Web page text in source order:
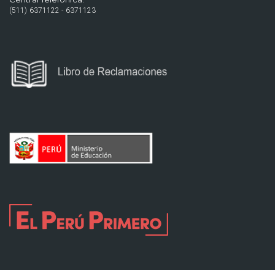
(511) 6371122 - 6371123